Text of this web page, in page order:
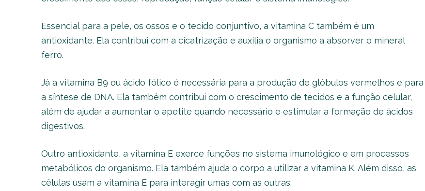
Essencial para a pele, os ossos e o tecido conjuntivo, a vitamina C também é um
antioxidante. Ela contribui com a cicatrização e auxilia o organismo a absorver o mineral
ferro.
Já a vitamina B9 ou ácido fólico é necessária para a produção de glóbulos vermelhos e para
a síntese de DNA. Ela também contribui com o crescimento de tecidos e a função celular,
além de ajudar a aumentar o apetite quando necessário e estimular a formação de ácidos
digestivos.
Outro antioxidante, a vitamina E exerce funções no sistema imunológico e em processos
metabólicos do organismo. Ela também ajuda o corpo a utilizar a vitamina K. Além disso, as
células usam a vitamina E para interagir umas com as outras.